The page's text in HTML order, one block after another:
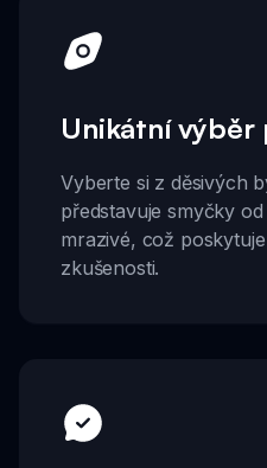
Unikátní výběr
Vyberte si z děsivých
představuje smyčky
mrazivé, což
zkušenosti.